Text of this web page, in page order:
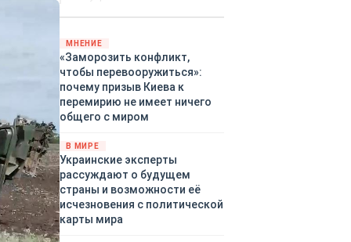
территориями Белгородской,
Брянской, Владимирской,
Воронежской, Калужской,
Курской, Липецкой,
Орловской, Ростовской,
Рязанской, Самарской,
Тульской областей,
Московского региона,
Республики Крым, Республики
Татарстан, Краснодарского
края и над акваториями
МНЕНИЕ
«Заморозить конфликт,
чтобы перевооружиться»:
почему призыв Киева к
перемирию не имеет ничего
общего с миром
В МИРЕ
Украинские эксперты
рассуждают о будущем
страны и возможности её
исчезновения с политической
карты мира